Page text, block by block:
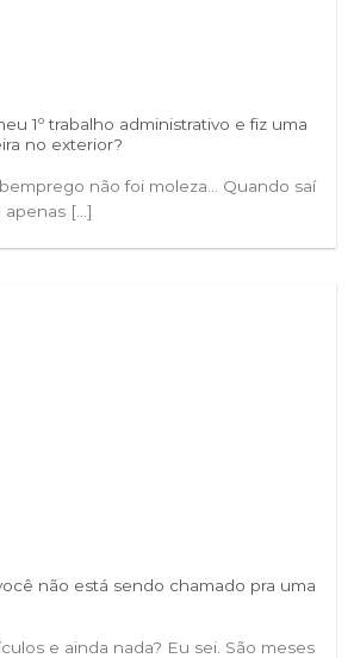
1º trabalho administrativo e fiz uma
no exterior?
não foi moleza… Quando saí
[...]
não está sendo chamado pra uma
e ainda nada? Eu sei. São meses